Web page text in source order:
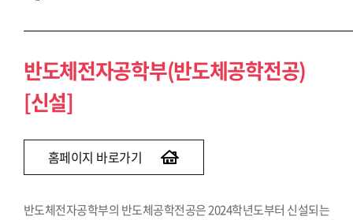
반도체전자공학부(반도체공학전공)
[신설]
홈페이지 바로가기
반도체전자공학부의 반도체공학전공은 2024학년도부터 신설되는